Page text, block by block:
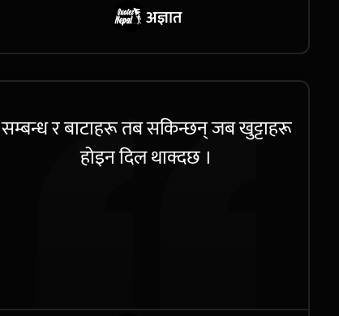
अज्ञात
सम्बन्ध र बाटाहरू तब सकिन्छन् जब खुट्टाहरू
होइन दिल थाक्दछ ।